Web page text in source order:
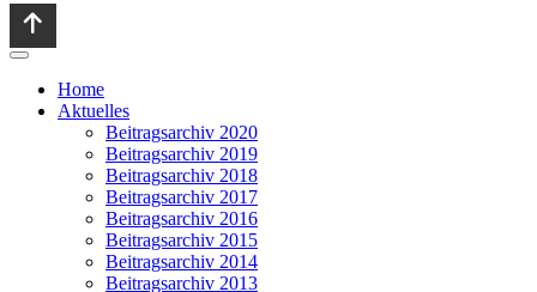
Home
Aktuelles
Beitragsarchiv 2020
Beitragsarchiv 2019
Beitragsarchiv 2018
Beitragsarchiv 2017
Beitragsarchiv 2016
Beitragsarchiv 2015
Beitragsarchiv 2014
Beitragsarchiv 2013